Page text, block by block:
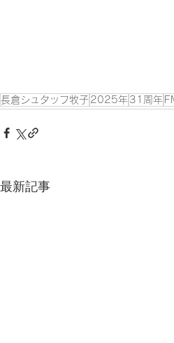
長倉シュタッフ牧子 2025年 31周年
最新記事